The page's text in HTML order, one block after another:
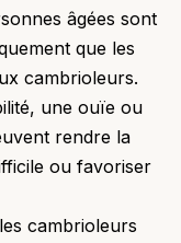
âgées sont
que les
cambrioleurs.
une ouïe ou
rendre la
ou favoriser
cambrioleurs